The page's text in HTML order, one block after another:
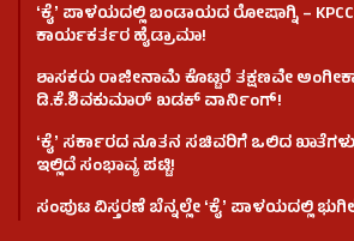
ʻಕೈʼ​ ಪಾಳಯದಲ್ಲಿ ಬಂಡಾಯದ ರೋಷಾಗ್ನಿ –
ಕಾರ್ಯಕರ್ತರ ಹೈಡ್ರಾಮಾ!
ಶಾಸಕರು ರಾಜೀನಾಮೆ ಕೊಟ್ಟರೆ ತಕ್ಷಣವೇ
ಡಿ.ಕೆ.ಶಿವಕುಮಾರ್ ಖಡಕ್ ವಾರ್ನಿಂಗ್!
ʻಕೈʼ ಸರ್ಕಾರದ ನೂತನ ಸಚಿವರಿಗೆ ಒಲಿದ
ಇಲ್ಲಿದೆ ಸಂಭಾವ್ಯ ಪಟ್ಟಿ!
ಸಂಪುಟ ವಿಸ್ತರಣೆ ಬೆನ್ನಲ್ಲೇ ʻಕೈʼ ಪಾಳಯದಲ್ಲಿ